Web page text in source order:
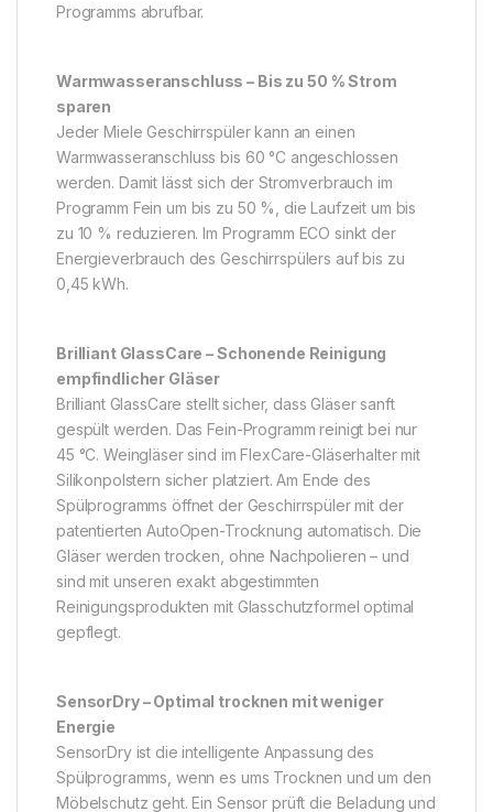
Programms abrufbar.
Warmwasseranschluss – Bis zu 50 % Strom
sparen
Jeder Miele Geschirrspüler kann an einen
Warmwasseranschluss bis 60 °C angeschlossen
werden. Damit lässt sich der Stromverbrauch im
Programm Fein um bis zu 50 %, die Laufzeit um bis
zu 10 % reduzieren. Im Programm ECO sinkt der
Energieverbrauch des Geschirrspülers auf bis zu
0,45 kWh.
Brilliant GlassCare – Schonende Reinigung
empfindlicher Gläser
Brilliant GlassCare stellt sicher, dass Gläser sanft
gespült werden. Das Fein-Programm reinigt bei nur
45 °C. Weingläser sind im FlexCare-Gläserhalter mit
Silikonpolstern sicher platziert. Am Ende des
Spülprogramms öffnet der Geschirrspüler mit der
patentierten AutoOpen-Trocknung automatisch. Die
Gläser werden trocken, ohne Nachpolieren – und
sind mit unseren exakt abgestimmten
Reinigungsprodukten mit Glasschutzformel optimal
gepflegt.
SensorDry – Optimal trocknen mit weniger
Energie
SensorDry ist die intelligente Anpassung des
Spülprogramms, wenn es ums Trocknen und um den
Möbelschutz geht. Ein Sensor prüft die Beladung und